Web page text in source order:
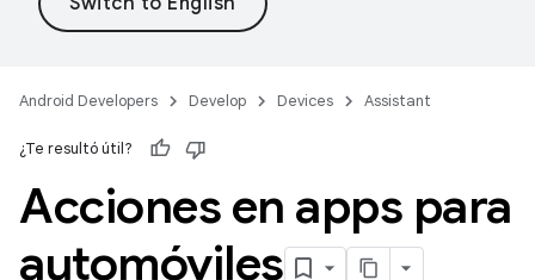
Android Developers Develop Devices Assistant
¿Te resultó útil?
Acciones en apps para
automóviles